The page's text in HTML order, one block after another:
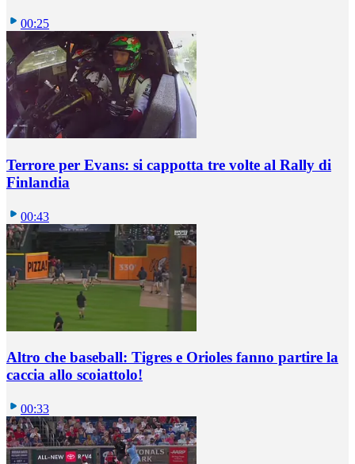
00:25
Terrore per Evans: si cappotta tre volte al Rally di
Finlandia
00:43
Altro che baseball: Tigres e Orioles fanno partire la
caccia allo scoiattolo!
00:33